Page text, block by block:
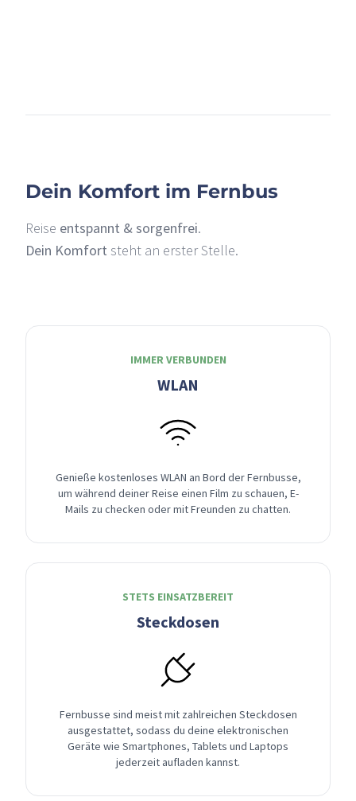
Dein Komfort im Fernbus
Reise entspannt & sorgenfrei.
Dein Komfort steht an erster Stelle.
IMMER VERBUNDEN
WLAN
Genieße kostenloses WLAN an Bord der Fernbusse,
um während deiner Reise einen Film zu schauen, E-
Mails zu checken oder mit Freunden zu chatten.
STETS EINSATZBEREIT
Steckdosen
Fernbusse sind meist mit zahlreichen Steckdosen
ausgestattet, sodass du deine elektronischen
Geräte wie Smartphones, Tablets und Laptops
jederzeit aufladen kannst.